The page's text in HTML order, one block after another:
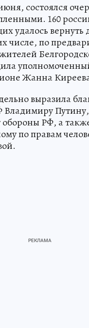
состоялся
160
удалось вернуть
числе, по
Жанна
выразила
Владимиру Путину,
РФ, а
по правам